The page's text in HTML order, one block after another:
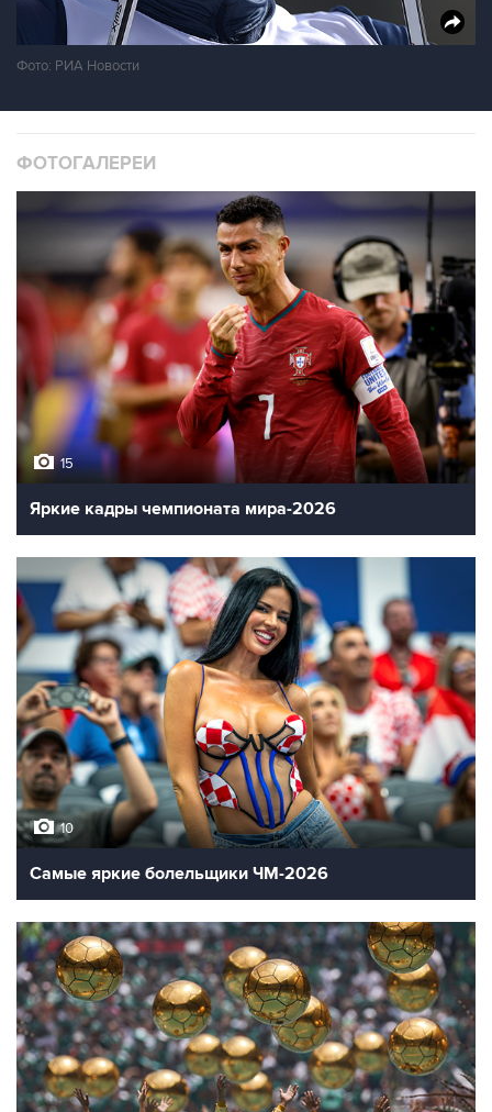
Фото: РИА Новости
ФОТОГАЛЕРЕИ
15
Яркие кадры чемпионата мира-2026
10
Самые яркие болельщики ЧМ-2026